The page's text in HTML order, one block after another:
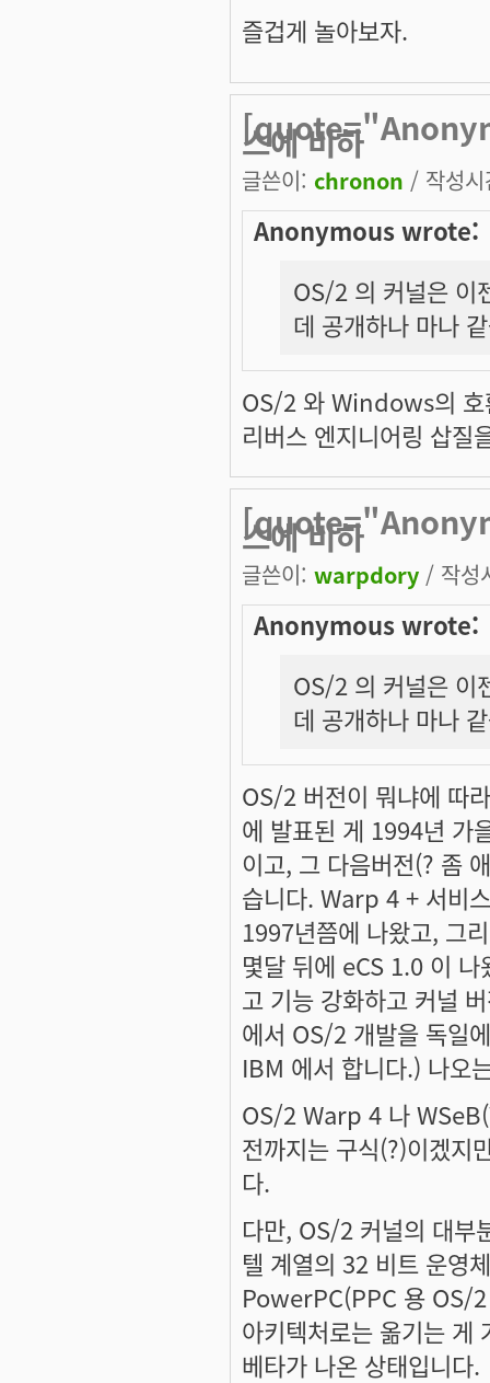
즐겁게 놀아보자.
스에 비하
글쓴이: chronon / 작성
Anonymous wrote:
OS/2 의 커널은 이
데 공개하나 마나
OS/2 와 Windows의 호
리버스 엔지니어링 삽질
스에 비하
글쓴이: warpdory / 작성
Anonymous wrote:
OS/2 의 커널은 이
데 공개하나 마나
OS/2 버전이 뭐냐에 따
에 발표된 게 1994년 가
이고, 그 다음버전(? 좀
습니다. Warp 4 + 서비
1997년쯤에 나왔고, 그
몇달 뒤에 eCS 1.0 이
고 기능 강화하고 커널
에서 OS/2 개발을 독일
IBM 에서 합니다.) 나오
OS/2 Warp 4 나
전까지는 구식(?)이겠지
다.
다만, OS/2 커널의 대부
텔 계열의 32 비트 운영
PowerPC(PPC 용 OS/
아키텍처로는 옮기는 게
베타가 나온 상태입니다.